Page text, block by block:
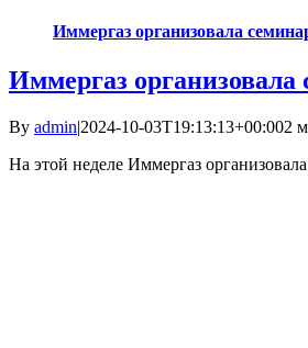
Иммергаз организовала
Иммергаз
By admin|2024-10-03T19:13:13+00:002
На этой неделе Иммергаз